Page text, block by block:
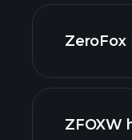
grafik
ZeroFox
ZFOXW